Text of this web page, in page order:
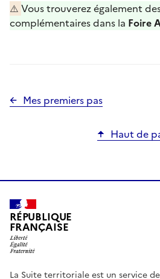
⚠️ Vous trouverez également
complémentaires dans la Foire
Mes premiers pas
Haut de
RÉPUBLIQUE
FRANÇAISE
La Suite territoriale est un service de